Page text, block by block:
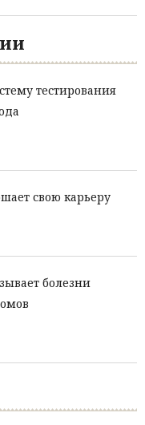
тестирования
свою карьеру
болезни